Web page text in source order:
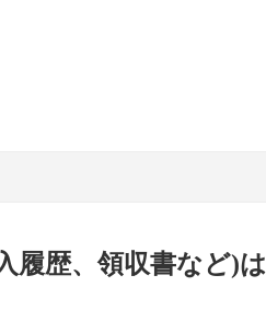
履歴、領収書など)は